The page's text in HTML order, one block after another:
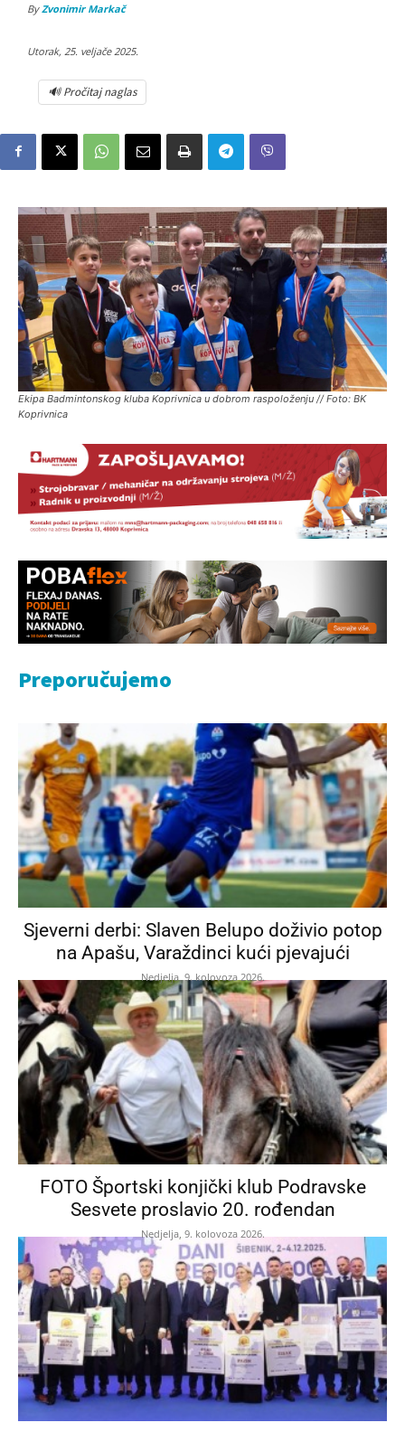
By Zvonimir Markač
Utorak, 25. veljače 2025.
🔊 Pročitaj naglas
Ekipa Badmintonskog kluba Koprivnica u dobrom raspoloženju // Foto: BK
Koprivnica
Preporučujemo
Sjeverni derbi: Slaven Belupo doživio potop
na Apašu, Varaždinci kući pjevajući
Nedjelja, 9. kolovoza 2026.
FOTO Športski konjički klub Podravske
Sesvete proslavio 20. rođendan
Nedjelja, 9. kolovoza 2026.